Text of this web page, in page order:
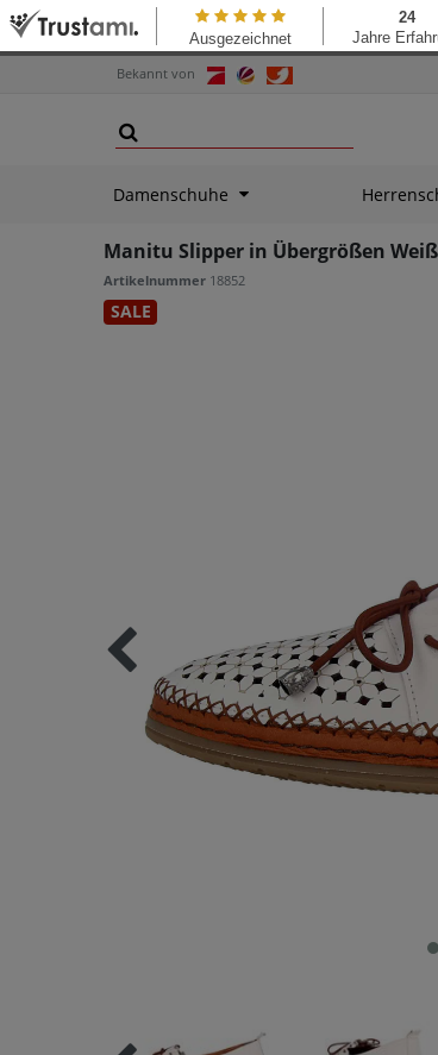
Bekannt von
Damenschuhe
Manitu Slipper in Übergrößen
Artikelnummer 18852
SALE